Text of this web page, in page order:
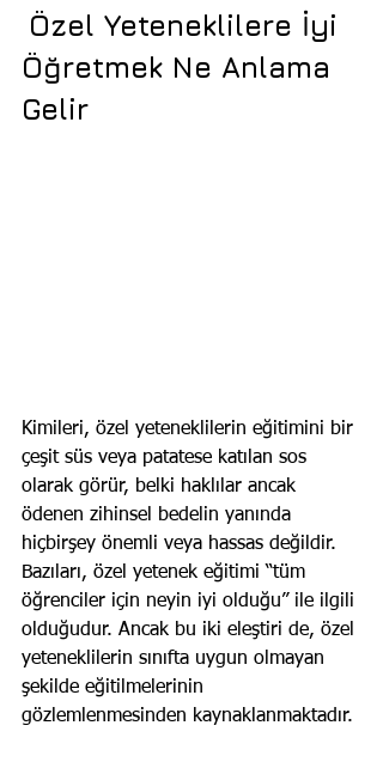
Özel Yeteneklilere İyi
Öğretmek Ne Anlama
Gelir
Kimileri, özel yeteneklilerin eğitimini bir
çeşit süs veya patatese katılan sos
olarak görür, belki haklılar ancak
ödenen zihinsel bedelin yanında
hiçbirşey önemli veya hassas değildir.
Bazıları, özel yetenek eğitimi “tüm
öğrenciler için neyin iyi olduğu” ile ilgili
olduğudur. Ancak bu iki eleştiri de, özel
yeteneklilerin sınıfta uygun olmayan
şekilde eğitilmelerinin
gözlemlenmesinden kaynaklanmaktadır.